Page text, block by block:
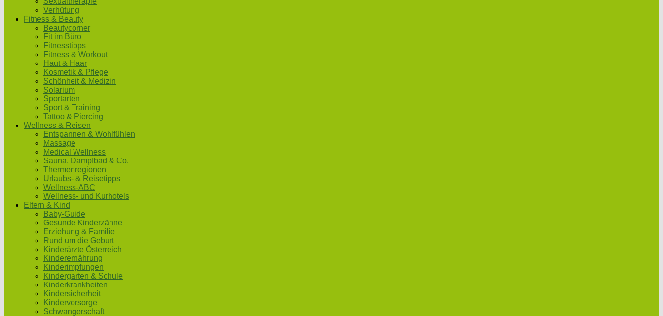
Verhütung
Fitness & Beauty
Beautycorner
Fit im Büro
Fitnesstipps
Fitness & Workout
Haut & Haar
Kosmetik & Pflege
Schönheit & Medizin
Solarium
Sportarten
Sport & Training
Tattoo & Piercing
Wellness & Reisen
Entspannen & Wohlfühlen
Massage
Medical Wellness
Sauna, Dampfbad & Co.
Thermenregionen
Urlaubs- & Reisetipps
Wellness-ABC
Wellness- und Kurhotels
Eltern & Kind
Baby-Guide
Gesunde Kinderzähne
Erziehung & Familie
Rund um die Geburt
Kinderärzte Österreich
Kinderernährung
Kinderimpfungen
Kindergarten & Schule
Kinderkrankheiten
Kindersicherheit
Kindervorsorge
Schwangerschaft